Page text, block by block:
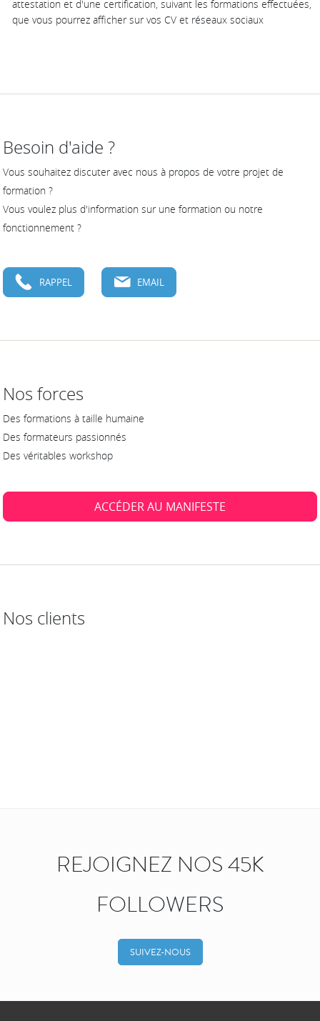
attestation et d'une certification, suivant les formations effectuées,
que vous pourrez afficher sur vos CV et réseaux sociaux
Besoin d'aide ?
Vous souhaitez discuter avec nous à propos de votre projet de
formation ?
Vous voulez plus d'information sur une formation ou notre
fonctionnement ?
RAPPEL EMAIL
Nos forces
Des formations à taille humaine
Des formateurs passionnés
Des véritables workshop
ACCÉDER AU MANIFESTE
Nos clients
REJOIGNEZ NOS 45K
FOLLOWERS
SUIVEZ-NOUS